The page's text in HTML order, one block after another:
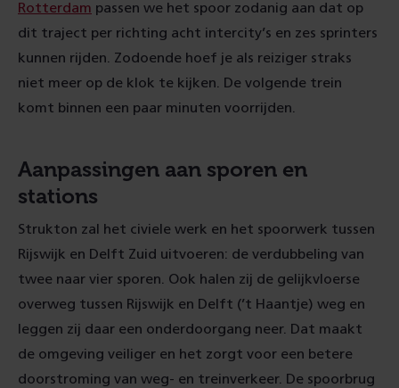
Rotterdam passen we het spoor zodanig aan dat op
dit traject per richting acht intercity’s en zes sprinters
kunnen rijden. Zodoende hoef je als reiziger straks
niet meer op de klok te kijken. De volgende trein
komt binnen een paar minuten voorrijden.
Aanpassingen aan sporen en
stations
Strukton zal het civiele werk en het spoorwerk tussen
Rijswijk en Delft Zuid uitvoeren: de verdubbeling van
twee naar vier sporen. Ook halen zij de gelijkvloerse
overweg tussen Rijswijk en Delft (’t Haantje) weg en
leggen zij daar een onderdoorgang neer. Dat maakt
de omgeving veiliger en het zorgt voor een betere
doorstroming van weg- en treinverkeer. De spoorbrug